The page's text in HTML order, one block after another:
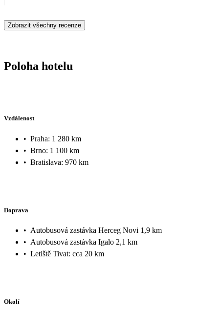
Zobrazit všechny recenze
Poloha hotelu
Vzdálenost
• Praha: 1 280 km
• Brno: 1 100 km
• Bratislava: 970 km
Doprava
• Autobusová zastávka Herceg Novi 1,9 km
• Autobusová zastávka Igalo 2,1 km
• Letiště Tivat: cca 20 km
Okolí